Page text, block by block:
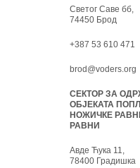
Светог Саве бб,
74450 Брод
+387 53 610 471
brod@voders.org
СЕКТОР ЗА
ОБЈЕКАТА
НОЖИЧКЕ
РАВНИ
Авде Ћука 11,
78400 Градишка